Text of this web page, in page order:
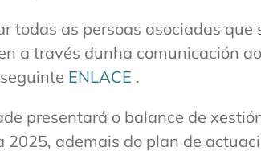
todas as persoas asociadas
a través dunha comunicación
ENLACE .
presentará o balance de
2025, ademais do plan de